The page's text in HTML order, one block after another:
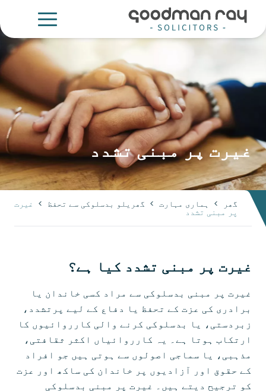
گھر > ہماری مہارت > گھریلو بدسلوکی سے تحفظ > غیرت
پر مبنی تشدد
غیرت پر مبنی تشدد
غیرت پر مبنی تشدد کیا ہے؟
غیرت پر مبنی بدسلوکی سے مراد کسی خاندان یا
برادری کی عزت کے تحفظ یا دفاع کے لیے پرتشدد،
زبردستی، یا بدسلوکی کرنے والی کارروائیوں کا
ارتکاب ہوتا ہے۔ یہ کارروائیاں اکثر ثقافتی،
مذہبی، یا سماجی اصولوں سے ہوتی ہیں جو افراد
کے حقوق اور آزادیوں پر خاندان کی ساکھ اور عزت
کو ترجیح دیتے ہیں۔ غیرت پر مبنی بدسلوکی